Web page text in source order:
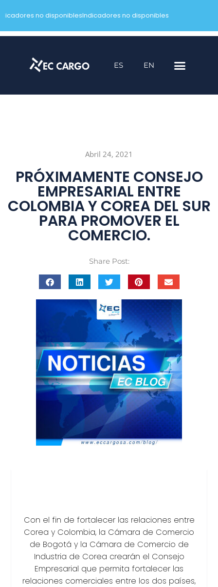
al
no disponiblesIndicadores no disponibles
ES EN
Abril 24, 2021
PRÓXIMAMENTE CONSEJO
EMPRESARIAL ENTRE
COLOMBIA Y COREA DEL SUR
PARA PROMOVER EL
COMERCIO.
Share Post:
Con el fin de fortalecer las relaciones entre
Corea y Colombia, la Cámara de Comercio
de Bogotá y la Cámara de Comercio de
Industria de Corea crearán el Consejo
Empresarial que permita fortalecer las
relaciones comerciales entre los dos países,